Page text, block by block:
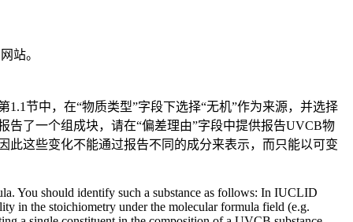
站。
节中，在“物质类型”字段下选择“无机”作为来源，并选择
告了一个组成块，请在“偏差理由”字段中提供报告UVCB物
这些变化不能通过报告不同的成分来表示，而只能以可变
You should identify such a substance as follows: In IUCLID
in the stoichiometry under the molecular formula field (e.g.